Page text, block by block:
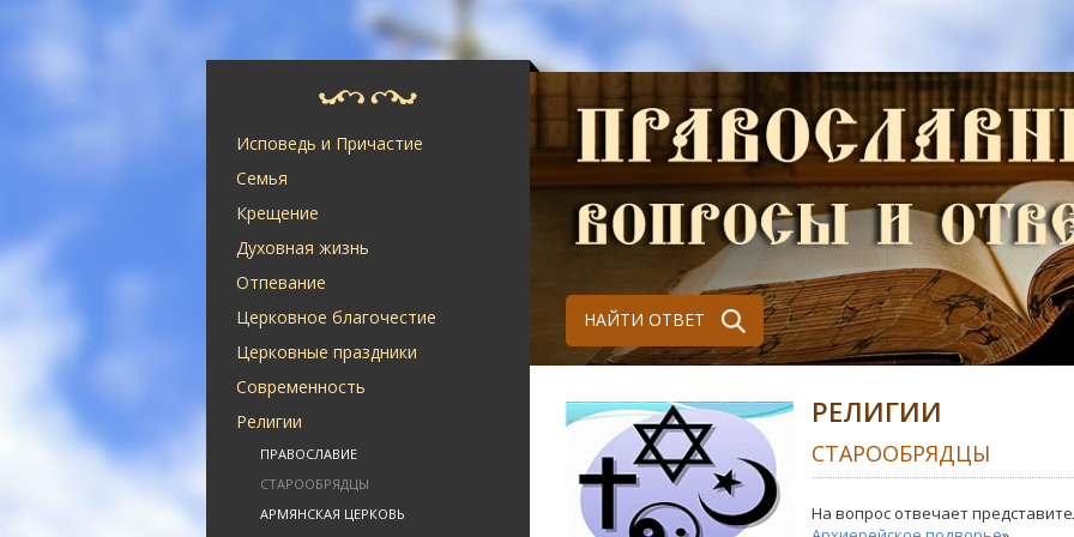
Исповедь и Причастие
Семья
Крещение
Духовная жизнь
Отпевание
Церковное благочестие
Церковные праздники
Современность
Религии
ПРАВОСЛАВИЕ
СТАРООБРЯДЦЫ
АРМЯНСКАЯ ЦЕРКОВЬ
НАЙТИ ОТВЕТ
РЕЛИГИИ
СТАРООБРЯДЦЫ
На вопрос отвечает